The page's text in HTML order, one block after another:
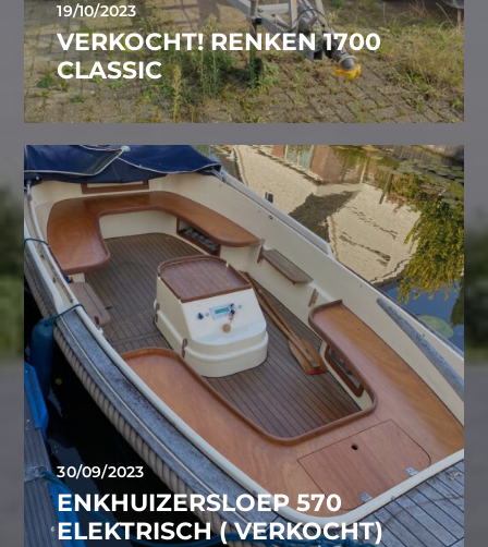
19/10/2023
VERKOCHT! RENKEN 1700
CLASSIC
30/09/2023
ENKHUIZERSLOEP 570
ELEKTRISCH ( VERKOCHT)